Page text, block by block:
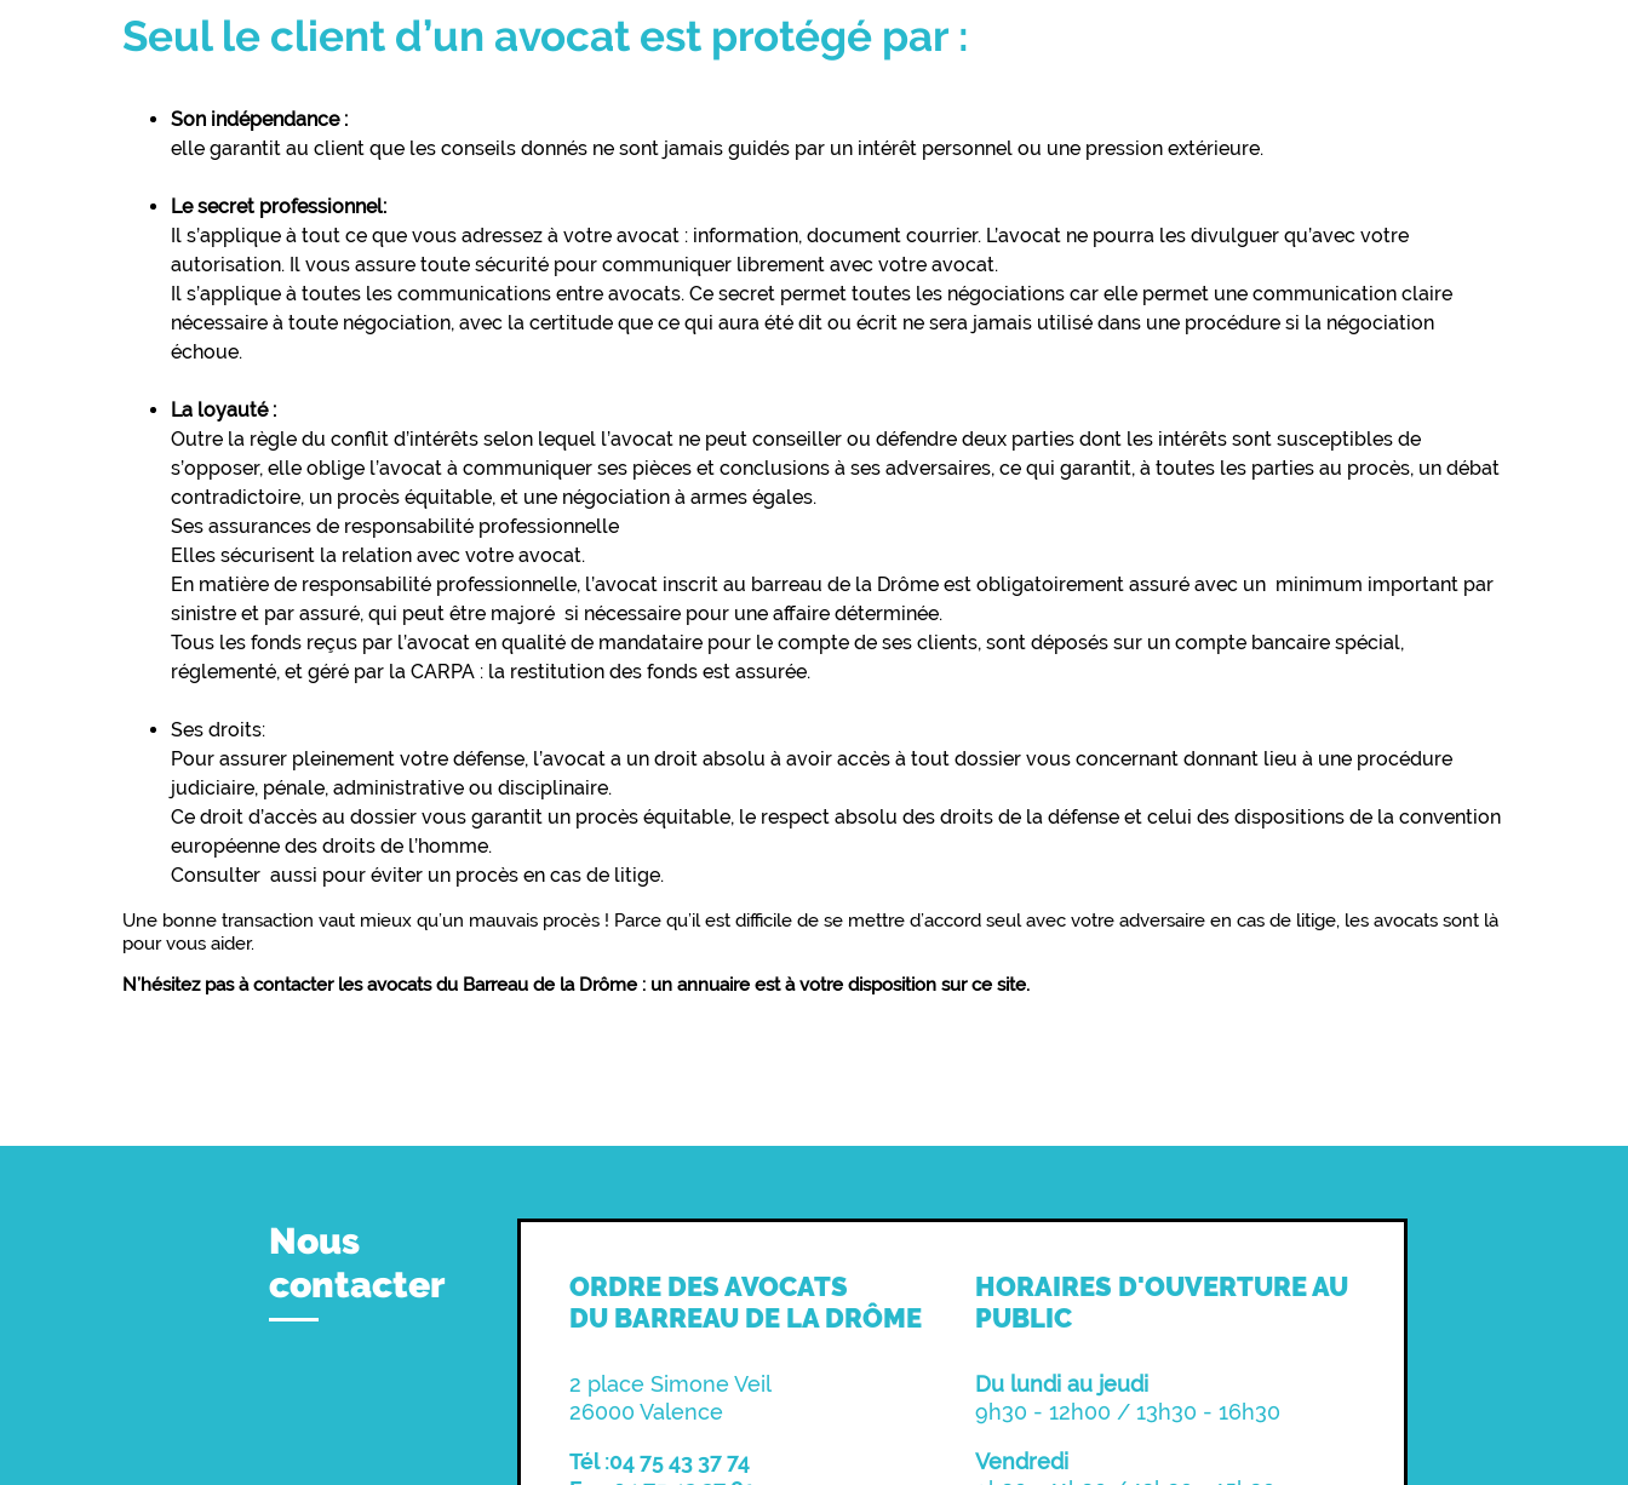
Seul le client d’un avocat est protégé par :
Son indépendance :
elle garantit au client que les conseils donnés ne sont jamais guidés par un intérêt personnel ou une pression extérieure.
Le secret professionnel:
Il s’applique à tout ce que vous adressez à votre avocat : information, document courrier. L’avocat ne pourra les divulguer qu’avec votre
autorisation. Il vous assure toute sécurité pour communiquer librement avec votre avocat.
Il s’applique à toutes les communications entre avocats. Ce secret permet toutes les négociations car elle permet une communication claire
nécessaire à toute négociation, avec la certitude que ce qui aura été dit ou écrit ne sera jamais utilisé dans une procédure si la négociation
échoue.
La loyauté :
Outre la règle du conflit d’intérêts selon lequel l’avocat ne peut conseiller ou défendre deux parties dont les intérêts sont susceptibles de
s’opposer, elle oblige l’avocat à communiquer ses pièces et conclusions à ses adversaires, ce qui garantit, à toutes les parties au procès, un débat
contradictoire, un procès équitable, et une négociation à armes égales.
Ses assurances de responsabilité professionnelle
Elles sécurisent la relation avec votre avocat.
En matière de responsabilité professionnelle, l’avocat inscrit au barreau de la Drôme est obligatoirement assuré avec un minimum important par
sinistre et par assuré, qui peut être majoré si nécessaire pour une affaire déterminée.
Tous les fonds reçus par l’avocat en qualité de mandataire pour le compte de ses clients, sont déposés sur un compte bancaire spécial,
réglementé, et géré par la CARPA : la restitution des fonds est assurée.
Ses droits:
Pour assurer pleinement votre défense, l’avocat a un droit absolu à avoir accès à tout dossier vous concernant donnant lieu à une procédure
judiciaire, pénale, administrative ou disciplinaire.
Ce droit d’accès au dossier vous garantit un procès équitable, le respect absolu des droits de la défense et celui des dispositions de la convention
européenne des droits de l’homme.
Consulter aussi pour éviter un procès en cas de litige.
Une bonne transaction vaut mieux qu’un mauvais procès ! Parce qu’il est difficile de se mettre d’accord seul avec votre adversaire en cas de litige, les avocats sont là
pour vous aider.
N’hésitez pas à contacter les avocats du Barreau de la Drôme : un annuaire est à votre disposition sur ce site.
Nous
contacter
ORDRE DES AVOCATS
DU BARREAU DE LA DRÔME
2 place Simone Veil
26000 Valence
Tél :04 75 43 37 74
HORAIRES D'OUVERTURE AU
PUBLIC
Du lundi au jeudi
9h30 - 12h00 / 13h30 - 16h30
Vendredi